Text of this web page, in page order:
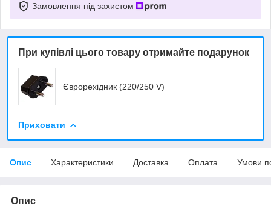
Замовлення під захистом
При купівлі цього товару отримайте подарунок
Єврорехідник (220/250 V)
Приховати
Опис Характеристики Доставка Оплата Умови
Опис